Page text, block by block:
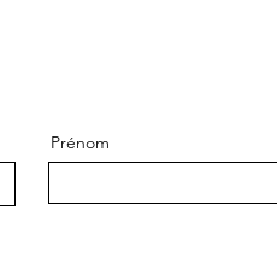
Prénom